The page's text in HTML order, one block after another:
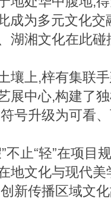
成为多元文化
湖湘文化在此
壤上,梓有集联
展中心,构建了
号升级为可看
不止“轻”在项目
地文化与现代
新传播区域文